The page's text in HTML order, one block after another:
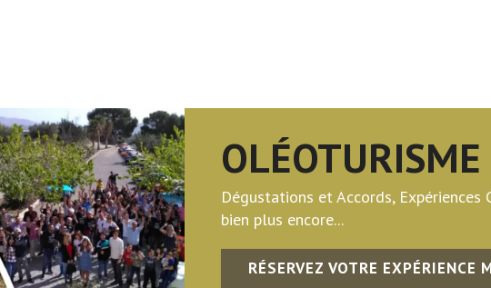
OLÉOTURISME
Dégustations et Accords,
bien plus encore...
RÉSERVEZ VOTRE EXPÉRIENCE